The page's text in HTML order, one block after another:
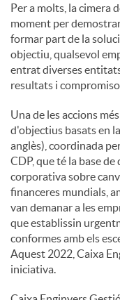
t
i
n
g
u
t
Per a molts, la cimera
moment per
formar part de la
objectiu, qualsevol
entrat diverses
resultats i
Una de les accions
d'objectius basats en
anglès), coordinada
CDP, que té la base
corporativa sobre
financeres mundials,
van demanar a les
que establissin
conformes amb els
Aquest 2022, Caixa
iniciativa.